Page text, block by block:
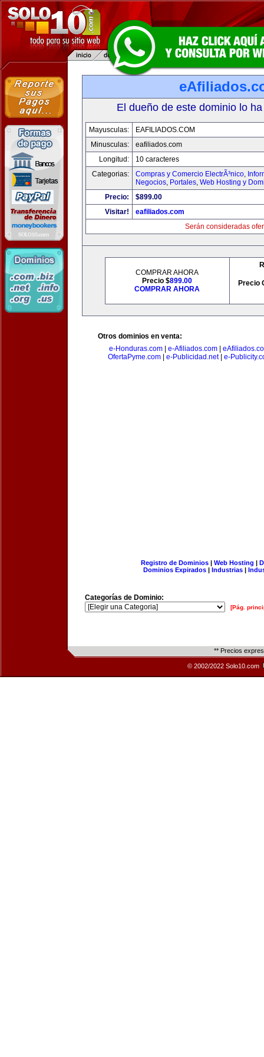
El dueño de este dominio lo
Mayusculas:
EAFILIADOS.COM
Minusculas:
eafiliados.com
Longitud:
10 caracteres
Categorias:
Compras y Comercio ElectrÃ³nico,
Negocios, Portales, Web Hosting y
Precio:
$899.00
Visitar!
eafiliados.com
Serán consideradas
COMPRAR AHORA
Precio $899.00
COMPRAR AHORA
Precio
Otros dominios en venta:
e-Honduras.com| e-Afiliados.com|
OfertaPyme.com| e-Publicidad.net| e-
Registro de Dominios| Web Hosting |
Dominios Expirados | Industrias |
Categorías de Dominio:
[Pág.
** Precios
© 2002/2022 Solo10.com